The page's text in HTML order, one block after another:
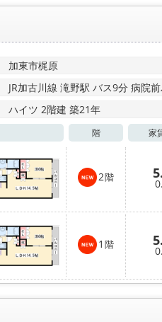
加東市梶原
JR加古川線 滝野駅 バス9分 病院
ハイツ 2階建 築21年
階 家
2階
1 階